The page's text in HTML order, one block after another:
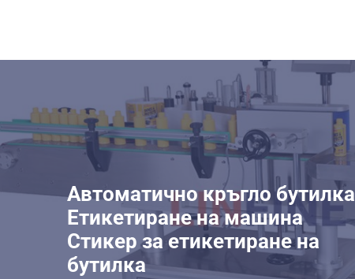
Автоматично кръгло бутилка
Етикетиране на машина
Стикер за етикетиране на
бутилка